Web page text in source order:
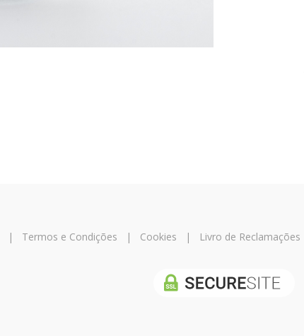
| Termos e Condições | Cookies | Livro de Reclamações